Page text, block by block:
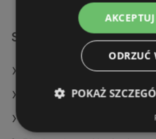
Sklepy Biedronka w:
Biedronka w Węgliniec
Biedronka w Osielsko
ODRZUĆ
POKAŻ